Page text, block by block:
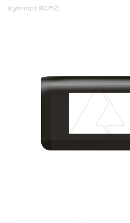
(суппорт 80252)